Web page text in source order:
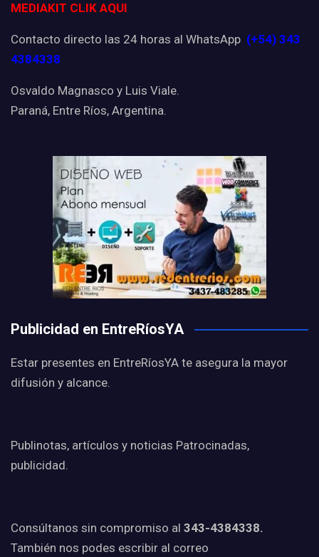
MEDIAKIT CLIK AQUI
Contacto directo las 24 horas al WhatsApp (+54) 343
4384338
Osvaldo Magnasco y Luis Viale.
Paraná, Entre Ríos, Argentina.
Publicidad en EntreRíosYA
Estar presentes en EntreRíosYA te asegura la mayor
difusión y alcance.
Publinotas, artículos y noticias Patrocinadas,
publicidad.
Consúltanos sin compromiso al 343-4384338.
También nos podes escribir al correo